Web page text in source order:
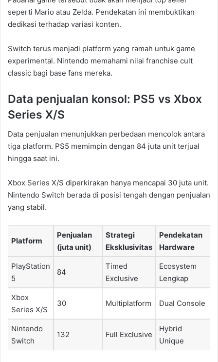
seperti Mario atau Zelda. Pendekatan ini membuktikan
dedikasi terhadap variasi konten.
Switch terus menjadi platform yang ramah untuk game
experimental. Nintendo memahami nilai franchise cult
classic bagi base fans mereka.
Data penjualan konsol: PS5 vs Xbox
Series X/S
Data penjualan menunjukkan perbedaan mencolok antara
tiga platform. PS5 memimpin dengan 84 juta unit terjual
hingga saat ini.
Xbox Series X/S diperkirakan hanya mencapai 30 juta unit.
Nintendo Switch berada di posisi tengah dengan penjualan
yang stabil.
Platform
Penjualan
(juta unit)
Strategi
Eksklusivitas
Pendekatan
Hardware
PlayStation
5
84
Timed
Exclusive
Ecosystem
Lengkap
Xbox
Series X/S
30 Multiplatform Dual Console
Nintendo
Switch
132 Full Exclusive
Hybrid
Unique